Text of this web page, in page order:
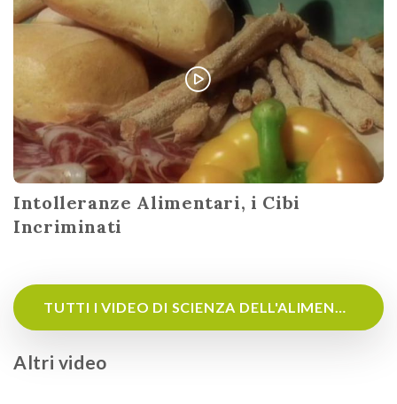
Intolleranze Alimentari, i Cibi
Incriminati
TUTTI I VIDEO DI SCIENZA DELL'ALIMENTAZIONE
Altri video